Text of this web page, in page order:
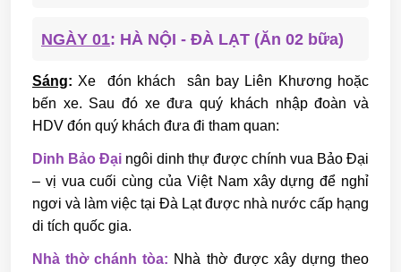
NGÀY 01: HÀ NỘI - ĐÀ LẠT (Ăn 02 bữa)
Sáng:Xe đón khách sân bay Liên Khương hoặc
bến xe. Sau đó xe đưa quý khách nhập đoàn và
HDV đón quý khách đưa đi tham quan:
Dinh Bảo Đại ngôi dinh thự được chính vua Bảo Đại
– vị vua cuối cùng của Việt Nam xây dựng để nghỉ
ngơi và làm việc tại Đà Lạt được nhà nước cấp hạng
di tích quốc gia.
Nhà thờ chánh tòa: Nhà thờ được xây dựng theo